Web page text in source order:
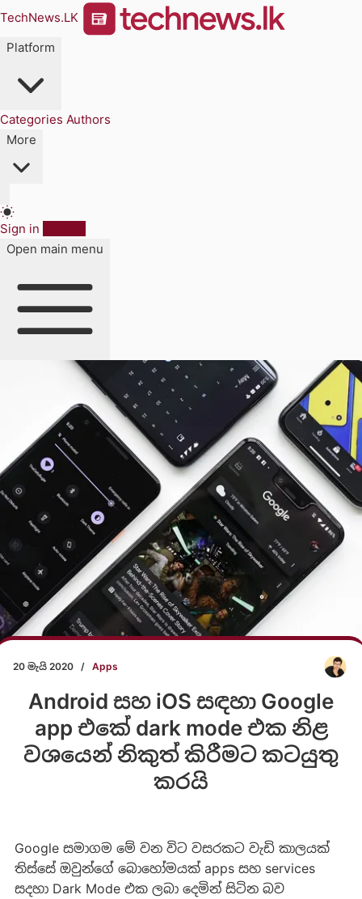
TechNews.LK
Platform
Categories Authors
More
Sign in
Open main menu
20 මැයි 2020 / Apps
Android සහ iOS සඳහා Google
app එකේ dark mode එක නිළ
වශයෙන් නිකුත් කිරීමට කටයුතු
කරයි
Google සමාගම මේ වන විට වසරකට වැඩි කාලයක්
තිස්සේ ඔවුන්ගේ බොහෝමයක් apps සහ services
සදහා Dark Mode එක ලබා දෙමින් සිටින බව